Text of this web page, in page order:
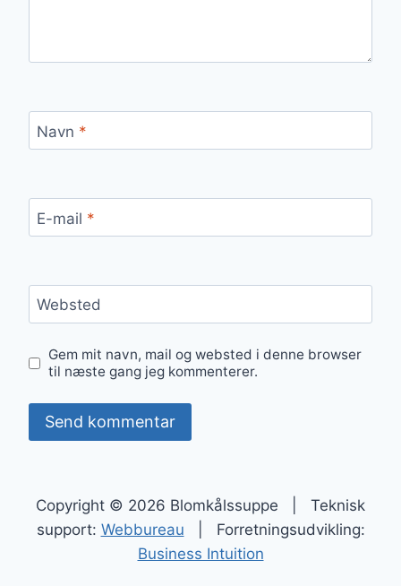
Navn *
E-mail *
Websted
Gem mit navn, mail og websted i denne browser
til næste gang jeg kommenterer.
Copyright © 2026 Blomkålssuppe | Teknisk
support: Webbureau | Forretningsudvikling:
Business Intuition